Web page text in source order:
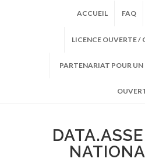
ACCUEIL FAQ
LICENCE OUVERTE /
PARTENARIAT POUR